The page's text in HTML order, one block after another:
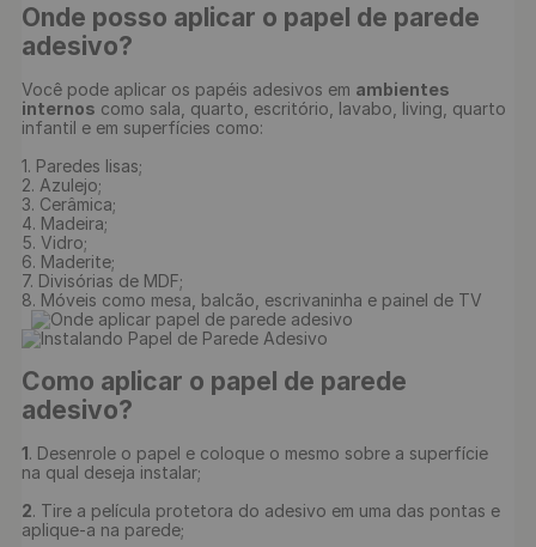
Onde posso aplicar o papel de parede
adesivo?
Você pode aplicar os papéis adesivos em ambientes
internos como sala, quarto, escritório, lavabo, living, quarto
infantil e em superfícies como:
1. Paredes lisas;
2. Azulejo;
3. Cerâmica;
4. Madeira;
5. Vidro;
6. Maderite;
7. Divisórias de MDF;
8. Móveis como mesa, balcão, escrivaninha e painel de TV
Como aplicar o papel de parede
adesivo?
1. Desenrole o papel e coloque o mesmo sobre a superfície
na qual deseja instalar;
2. Tire a película protetora do adesivo em uma das pontas e
aplique-a na parede;